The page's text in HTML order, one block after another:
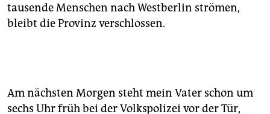
tausende Menschen nach Westberlin strömen,
bleibt die Provinz verschlossen.
Am nächsten Morgen steht mein Vater schon um
sechs Uhr früh bei der Volkspolizei vor der Tür,